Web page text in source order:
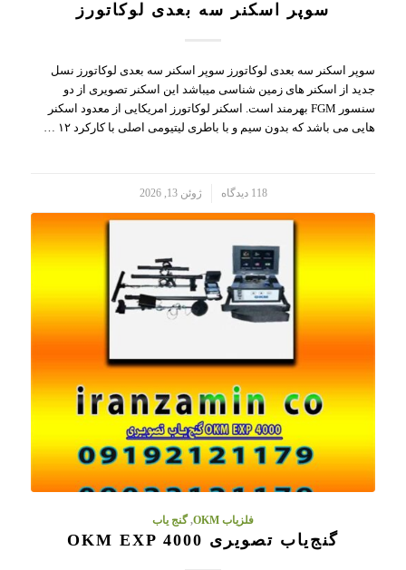
سوپر اسکنر سه بعدی لوکاتورز
سوپر اسکنر سه بعدی لوکاتورز سوپر اسکنر سه بعدی لوکاتورز نسل
جدید از اسکنر های زمین شناسی میباشد این اسکنر تصویری از دو
سنسور FGM بهرمند است. اسکنر لوکاتورز امریکایی از معدود اسکنر
هایی می باشد که بدون سیم و با باطری لیتیومی اصلی با کارکرد ۱۲ …
118 دیدگاه ژوئن 13, 2026
فلزیاب OKM , گنج یاب
گنج‌یاب تصویری OKM EXP 4000